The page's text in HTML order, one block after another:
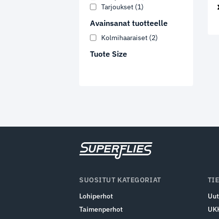
Tarjoukset (1)
Avainsanat tuotteelle
Kolmihaaraiset (2)
Tuote Size
SUOSITUT KATEGORIAT
Lohiperhot
Taimenperhot